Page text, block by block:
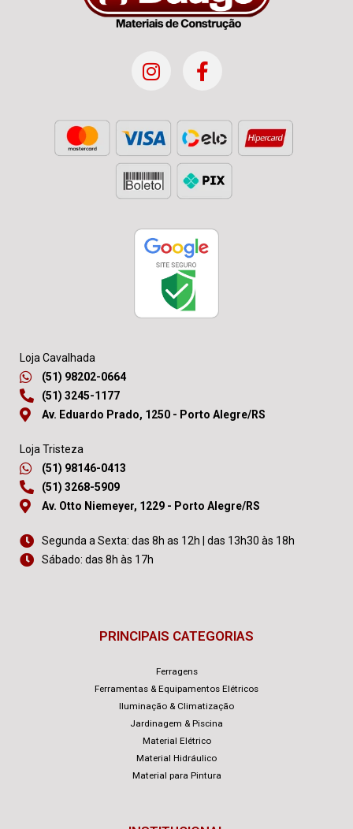
Loja Cavalhada
(51) 98202-0664
(51) 3245-1177
Av. Eduardo Prado, 1250 - Porto Alegre/RS
Loja Tristeza
(51) 98146-0413
(51) 3268-5909
Av. Otto Niemeyer, 1229 - Porto Alegre/RS
Segunda a Sexta: das 8h as 12h | das 13h30 às 18h
Sábado: das 8h às 17h
PRINCIPAIS CATEGORIAS
Ferragens
Ferramentas & Equipamentos Elétricos
Iluminação & Climatização
Jardinagem & Piscina
Material Elétrico
Material Hidráulico
Material para Pintura